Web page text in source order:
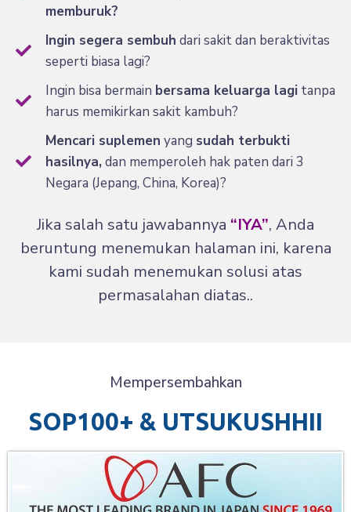
memburuk?
Ingin segera sembuh dari sakit dan beraktivitas
seperti biasa lagi?
Ingin bisa bermain bersama keluarga lagi tanpa
harus memikirkan sakit kambuh?
Mencari suplemen yang sudah terbukti
hasilnya,dan memperoleh hak paten dari 3
Negara (Jepang, China, Korea)?
Jika salah satu jawabannya “IYA”, Anda
beruntung menemukan halaman ini, karena
kami sudah menemukan solusi atas
permasalahan diatas..
Mempersembahkan
SOP100+ & UTSUKUSHHII